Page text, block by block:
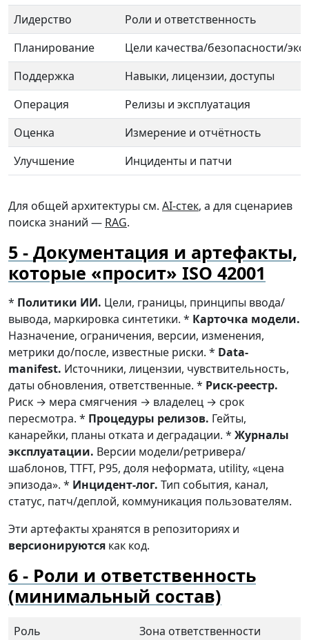
Лидерство
Роли и ответственность
Планирование
Цели качества/безопасности/
Поддержка
Навыки, лицензии, доступы
Операция
Релизы и эксплуатация
Оценка
Измерение и отчётность
Улучшение
Инциденты и патчи
Для общей архитектуры см. AI-стек, а для сценариев
поиска знаний — RAG.
Документация и артефакты,
которые «просит» ISO 42001
* Политики ИИ. Цели, границы, принципы ввода/
вывода, маркировка синтетики. * Карточка модели.
Назначение, ограничения, версии, изменения,
метрики до/после, известные риски. * Data-
manifest. Источники, лицензии, чувствительность,
даты обновления, ответственные. * Риск-реестр.
Риск → мера смягчения → владелец → срок
пересмотра. * Процедуры релизов. Гейты,
канарейки, планы отката и деградации. * Журналы
эксплуатации. Версии модели/ретривера/
шаблонов, TTFT, P95, доля неформата, utility, «цена
эпизода». * Инцидент-лог. Тип события, канал,
статус, патч/деплой, коммуникация пользователям.
Эти артефакты хранятся в репозиториях и
версионируются как код.
Роли и ответственность
(минимальный состав)
Роль
Зона ответственности